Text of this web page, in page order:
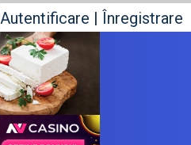
Autentificare | Înregistrare